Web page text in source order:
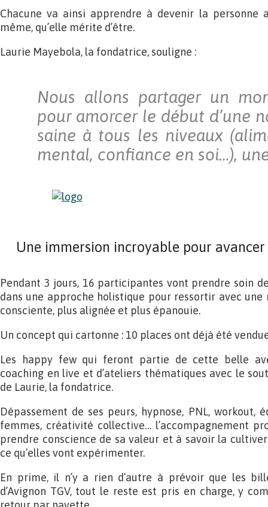
Chacune va ainsi apprendre à devenir la personne
même, qu’elle mérite d’être.
Laurie Mayebola, la fondatrice, souligne :
Nous allons partager un
pour amorcer le début d’une
saine à tous les niveaux
mental, confiance en soi…),
Une immersion incroyable pour avancer
Pendant 3 jours, 16 participantes vont prendre soin
dans une approche holistique pour ressortir avec une
consciente, plus alignée et plus épanouie.
Un concept qui cartonne : 10 places ont déjà été
Les happy few qui feront partie de cette belle
coaching en live et d’ateliers thématiques avec le
de Laurie, la fondatrice.
Dépassement de ses peurs, hypnose, PNL, workout,
femmes, créativité collective… l’accompagnement
prendre conscience de sa valeur et à savoir la
ce qu’elles vont expérimenter.
En prime, il n’y a rien d’autre à prévoir que les
d’Avignon TGV, tout le reste est pris en charge, y